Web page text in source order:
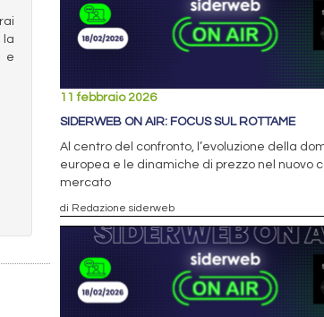
la
e
11 febbraio 2026
SIDERWEB ON AIR: FOCUS SUL ROTTAME
Al centro del confronto, l’evoluzione della
europea e le dinamiche di prezzo nel nuovo
mercato
di Redazione siderweb